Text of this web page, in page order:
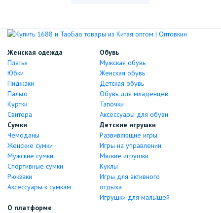
Женская одежда
Платья
Юбки
Пиджаки
Пальто
Куртки
Свитера
Обувь
Мужская обувь
Женская обувь
Детская обувь
Обувь для младенцев
Тапочки
Аксессуары для обуви
Сумки
Чемоданы
Женские сумки
Мужские сумки
Спортивные сумки
Рюкзаки
Аксессуары к сумкам
Детские игрушки
Развивающие игры
Игры на управлении
Мягкие игрушки
Куклы
Игры для активного
отдыха
Игрушки для малышей
О платформе